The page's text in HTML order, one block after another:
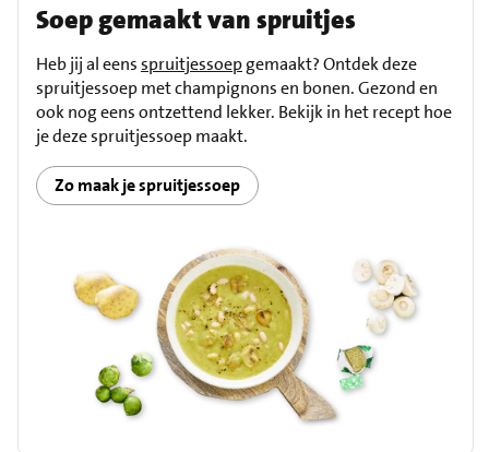
Soep gemaakt van spruitjes
Heb jij al eensspruitjessoepgemaakt? Ontdek deze
spruitjessoep met champignons en bonen. Gezond en
ook nog eens ontzettend lekker. Bekijk in het recept hoe
je deze spruitjessoep maakt.
Zo maak je spruitjessoep